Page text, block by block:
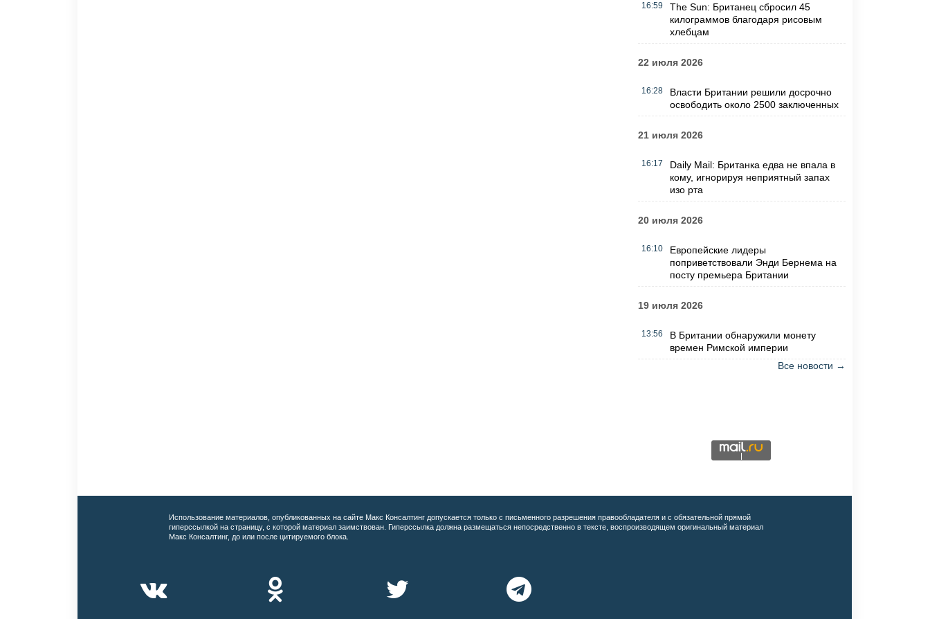
16:59
The Sun: Британец сбросил 45
килограммов благодаря рисовым
хлебцам
22 июля 2026
16:28
Власти Британии решили досрочно
освободить около 2500 заключенных
21 июля 2026
16:17
Daily Mail: Британка едва не впала в
кому, игнорируя неприятный запах
изо рта
20 июля 2026
16:10
Европейские лидеры
поприветствовали Энди Бернема на
посту премьера Британии
19 июля 2026
13:56
В Британии обнаружили монету
времен Римской империи
Все новости →
Использование материалов, опубликованных на сайте Макс Консалтинг допускается только с письменного разрешения правообладателя и с обязательной прямой
гиперссылкой на страницу, с которой материал заимствован. Гиперссылка должна размещаться непосредственно в тексте, воспроизводящем оригинальный материал
Макс Консалтинг, до или после цитируемого блока.